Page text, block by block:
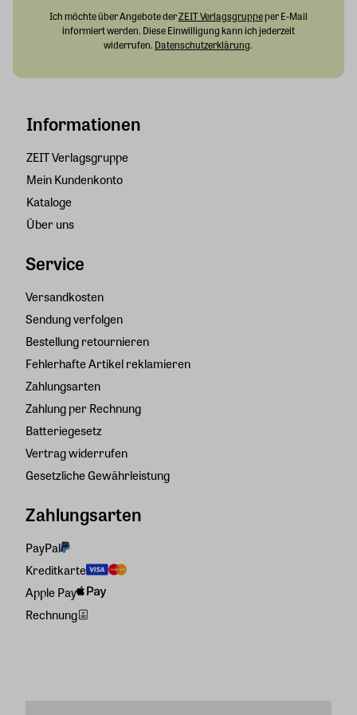
Informationen
ZEIT Verlagsgruppe
Mein Kundenkonto
Kataloge
Über uns
Service
Versandkosten
Sendung verfolgen
Bestellung retournieren
Fehlerhafte Artikel reklamieren
Zahlungsarten
Zahlung per Rechnung
Batteriegesetz
Vertrag widerrufen
Gesetzliche Gewährleistung
Zahlungsarten
PayPal
Kreditkarte
Apple Pay
Rechnung
Ich möchte über Angebote derZEIT Verlagsgruppeper E-Mail
informiert werden. Diese Einwilligung kann ich jederzeit
widerrufen. Datenschutzerklärung.